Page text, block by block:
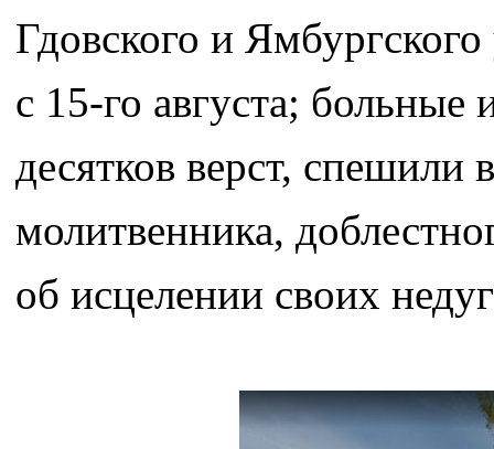
Гдовского и
с 15-го августа;
десятков верст, спешили
молитвенника,
об исцелении своих